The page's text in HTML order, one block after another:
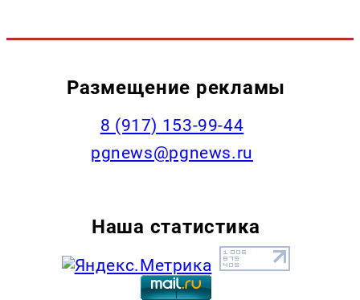
Размещение рекламы
‭8 (917) 153-99-44
pgnews@pgnews.ru
Наша статистика